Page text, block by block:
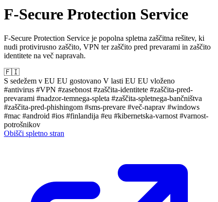
F-Secure Protection Service
F-Secure Protection Service je popolna spletna zaščitna rešitev, ki
nudi protivirusno zaščito, VPN ter zaščito pred prevarami in zaščito
identitete na več napravah.
🇫🇮
S sedežem v EU EU gostovano V lasti EU EU vloženo
#antivirus #VPN #zasebnost #zaščita-identitete #zaščita-pred-
prevarami #nadzor-temnega-spleta #zaščita-spletnega-bančništva
#zaščita-pred-phishingom #sms-prevare #več-naprav #windows
#mac #android #ios #finlandija #eu #kibernetska-varnost #varnost-
potrošnikov
Obišči spletno stran